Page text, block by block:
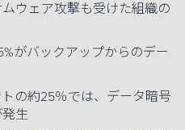
ウェア攻撃も受けた組織の
がバックアップからのデー
の約25％では、データ暗号
生